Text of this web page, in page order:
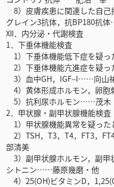
8）皮膚疾患に関連した自
グレイン3抗体，抗BP180抗
Ⅻ．内分泌・代謝検査
1．下垂体機能検査
1）下垂体機能低下症を疑
2）下垂体機能亢進症を疑
3）血中GH，IGF‒I……向山
4）黄体形成ホルモン，卵
5）抗利尿ホルモン……茂
2．甲状腺・副甲状腺機能検査
1）甲状腺機能異常を疑っ
2）TSH，T3，T4，FT3，
部清美
3）副甲状腺ホルモン，副
シトニン……藤原幾磨・他
4）25(OH)ビタミンD，